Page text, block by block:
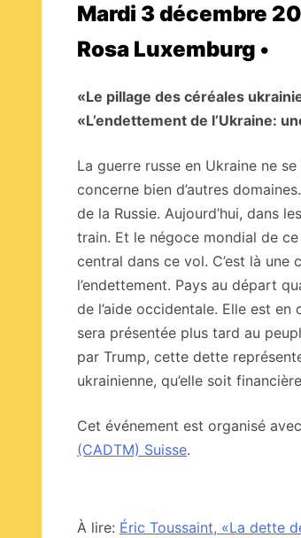
Mardi 3 décembre
Rosa Luxemburg •
«Le pillage des céréales
«L’endettement de l’Ukraine:
La guerre russe en Ukraine ne
concerne bien d’autres
de la Russie. Aujourd’hui, dans
train. Et le négoce mondial de
central dans ce vol. C’est là une
l’endettement. Pays au départ
de l’aide occidentale. Elle est
sera présentée plus tard au
par Trump, cette dette
ukrainienne, qu’elle soit
Cet événement est organisé
(CADTM) Suisse.
À lire: Éric Toussaint, «La dette